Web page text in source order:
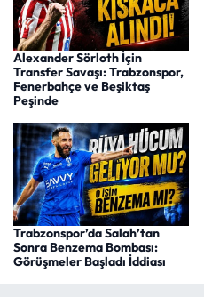
Alexander Sörloth İçin
Transfer Savaşı: Trabzonspor,
Fenerbahçe ve Beşiktaş
Peşinde
Trabzonspor’da Salah’tan
Sonra Benzema Bombası:
Görüşmeler Başladı İddiası